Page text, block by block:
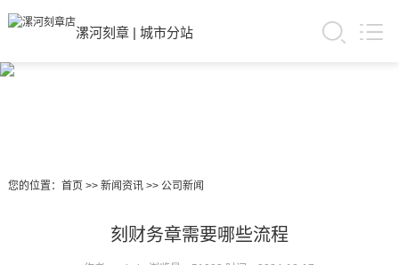
漯河刻章| 城市分站
您的位置： 首页 >> 新闻资讯>> 公司新闻
刻财务章需要哪些流程